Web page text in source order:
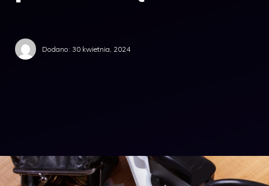
Dodano: 30 kwietnia, 2024